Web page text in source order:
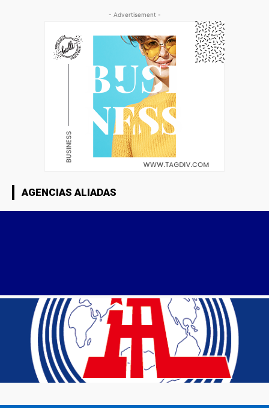
- Advertisement -
AGENCIAS ALIADAS